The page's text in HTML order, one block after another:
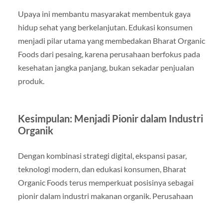
Upaya ini membantu masyarakat membentuk gaya
hidup sehat yang berkelanjutan. Edukasi konsumen
menjadi pilar utama yang membedakan Bharat Organic
Foods dari pesaing, karena perusahaan berfokus pada
kesehatan jangka panjang, bukan sekadar penjualan
produk.
Kesimpulan: Menjadi Pionir dalam Industri
Organik
Dengan kombinasi strategi digital, ekspansi pasar,
teknologi modern, dan edukasi konsumen, Bharat
Organic Foods terus memperkuat posisinya sebagai
pionir dalam industri makanan organik. Perusahaan